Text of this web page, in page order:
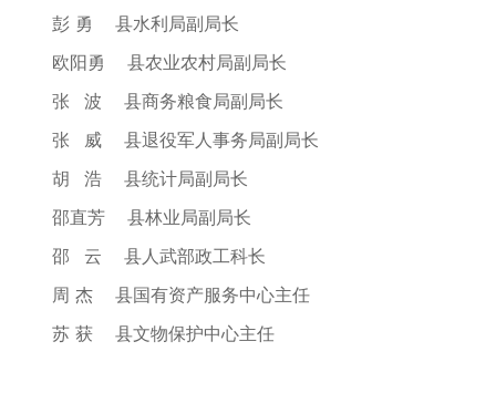
彭 勇 县水利局副局长
欧阳勇 县农业农村局副局长
张 波 县商务粮食局副局长
张 威 县退役军人事务局副局长
胡 浩 县统计局副局长
邵直芳 县林业局副局长
邵 云 县人武部政工科长
周 杰 县国有资产服务中心主任
苏 获 县文物保护中心主任